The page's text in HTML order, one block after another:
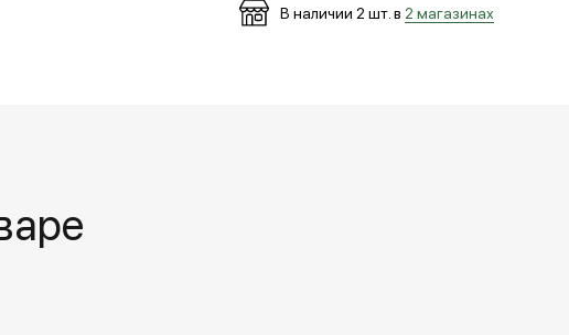
В наличии 2 шт. в 2 магазинах